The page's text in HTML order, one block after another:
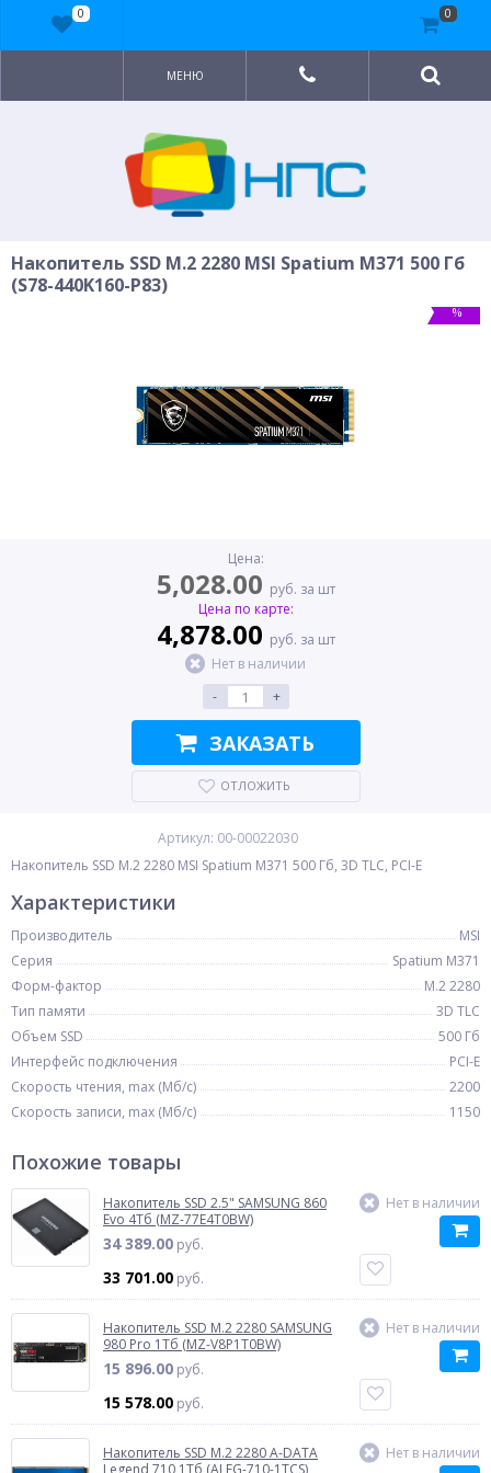
МЕНЮ
Накопитель SSD M.2 2280 MSI Spatium M371 500 Гб
(S78-440K160-P83)
%
Цена:
5,028.00 руб. за шт
Цена по карте:
4,878.00 руб. за шт
Нет в наличии
-
+
ЗАКАЗАТЬ
ОТЛОЖИТЬ
Артикул: 00-00022030
Накопитель SSD M.2 2280 MSI Spatium M371 500 Гб, 3D TLC, PCI-E
Характеристики
Производитель
MSI
Серия
Spatium M371
Форм-фактор
M.2 2280
Тип памяти
3D TLC
Объем SSD
500 Гб
Интерфейс подключения
PCI-E
Скорость чтения, max (Мб/с)
2200
Скорость записи, max (Мб/с)
1150
Похожие товары
Накопитель SSD 2.5" SAMSUNG 860
Evo 4Тб (MZ-77E4T0BW)
34 389.00 руб.
33 701.00 руб.
Нет в наличии
Накопитель SSD M.2 2280 SAMSUNG
980 Pro 1Тб (MZ-V8P1T0BW)
15 896.00 руб.
15 578.00 руб.
Нет в наличии
Накопитель SSD M.2 2280 A-DATA
Legend 710 1Тб (ALEG-710-1TCS)
Нет в наличии
0 0